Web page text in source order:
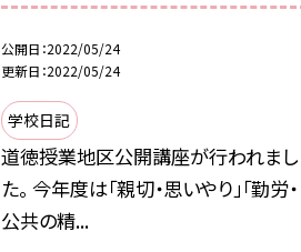
公開日 2022/05/24
更新日 2022/05/24
学校日記
道徳授業地区公開講座が行われまし
た。 今年度は「親切・思いやり」「勤労・
公共の精...